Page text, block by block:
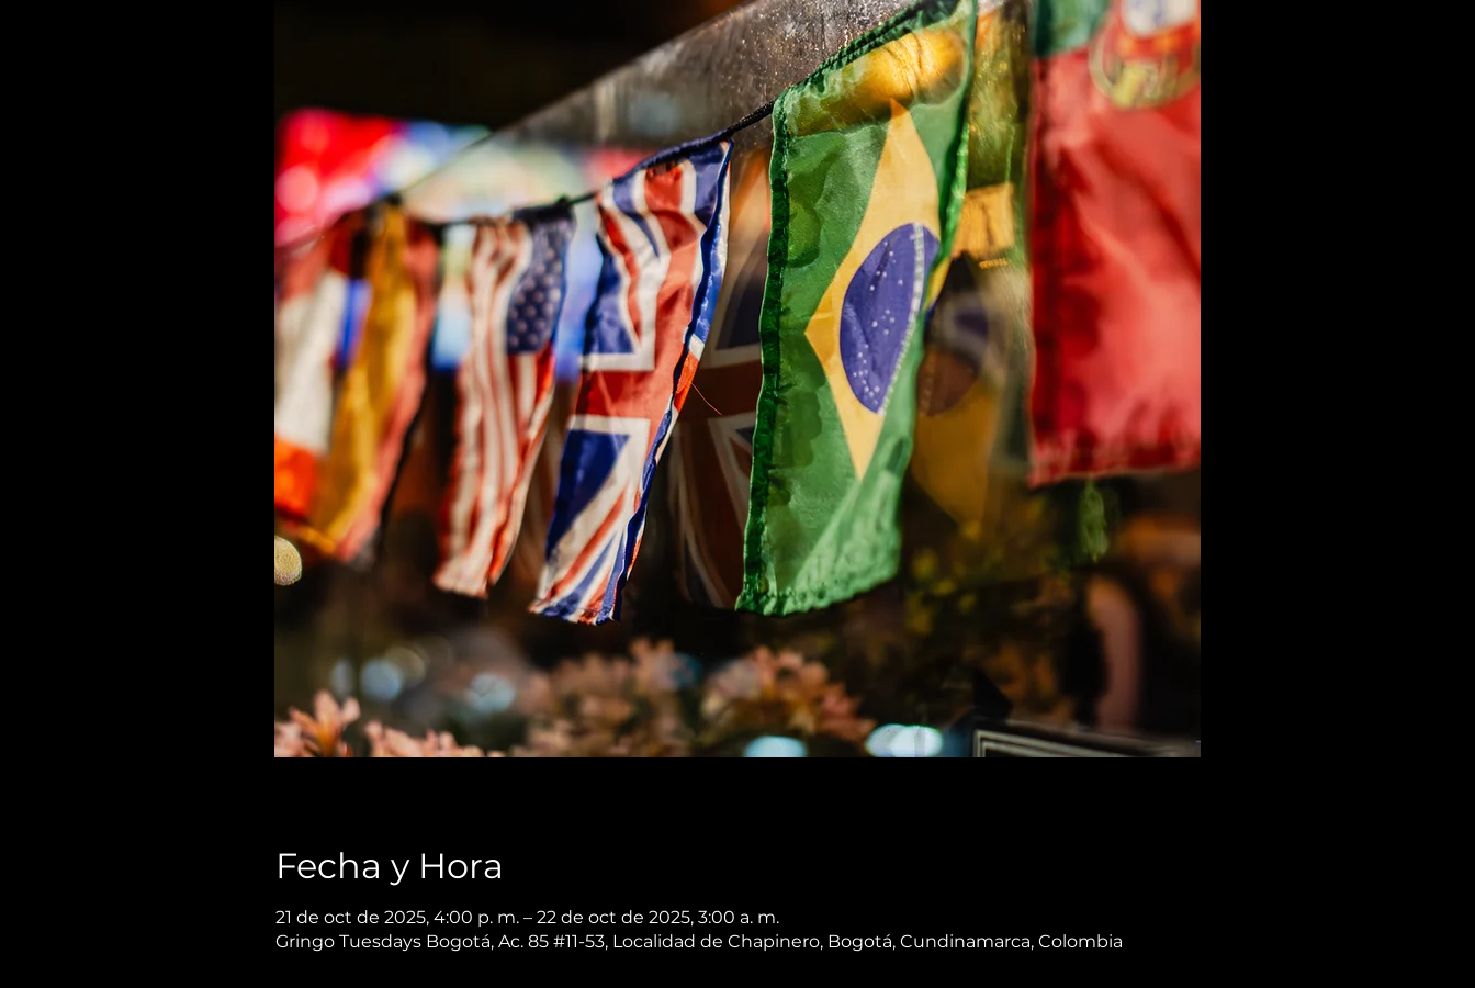
Fecha y Hora
21 de oct de 2025, 4:00 p. m. – 22 de oct de 2025, 3:00 a. m.
Gringo Tuesdays Bogotá, Ac. 85 #11-53, Localidad de Chapinero, Bogotá, Cundinamarca, Colombia